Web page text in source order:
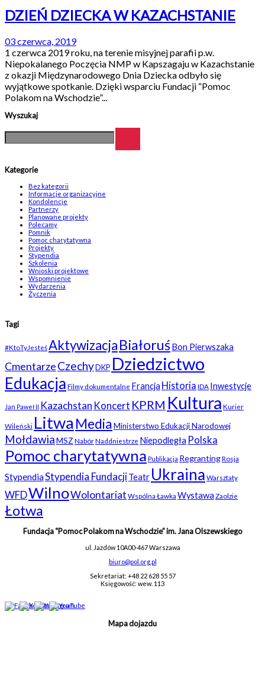
DZIEŃ DZIECKA W KAZACHSTANIE
03 czerwca, 2019
1 czerwca 2019 roku, na terenie misyjnej parafii p.w.
Niepokalanego Poczęcia NMP w Kapszagaju w Kazachstanie
z okazji Międzynarodowego Dnia Dziecka odbyło się
wyjątkowe spotkanie. Dzięki wsparciu Fundacji “Pomoc
Polakom na Wschodzie”...
Wyszukaj
Kategorie
Bez kategorii
Informacje organizacyjne
Kondolencje
Partnerzy
Planowane projekty
Polecamy
Pomnik
Pomoc charytatywna
Projekty
Stypendia
Szkolenia
Wnioski projektowe
Wspomnienie
Wydarzenia
Życzenia
Tagi
#KtoTyJesteśAktywizacjaBiałoruśBon Pierwszaka
CmentarzeCzechy DKP Dziedzictwo
Edukacja Filmy dokumentalne Francja Historia IDA Inwestycje
Jan Paweł II Kazachstan Koncert KPRM Kultura Kurier
Wileński Litwa MediaMinisterstwo Edukacji Narodowej
MołdawiaMSZ NabórNaddniestrze Niepodległa Polska
Pomoc charytatywna Publikacja RegrantingRosja
StypendiaStypendia FundacjiTeatr Ukraina Warsztaty
WFDWilnoWolontariat Wspólna Ławka Wystawa Zaolzie
Łotwa
Fundacja “Pomoc Polakom na Wschodzie” im. Jana Olszewskiego
ul. Jazdów 10A00-467 Warszawa
biuro@pol.org.pl
Sekretariat: +48 22 628 55 57
Księgowość: wew. 113
Mapa dojazdu